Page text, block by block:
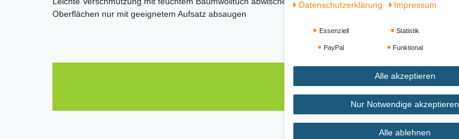
Oberflächen nur mit geeignetem Aufsatz absaugen
Daten­schutz­erklärung
Impressum
Essenziell Statistik
PayPal Funktional
Alle akzeptieren
Nur Notwendige akzeptieren
Alle ablehnen